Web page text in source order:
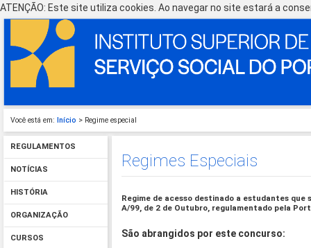
ATENÇÃO: Este site utiliza cookies. Ao navegar no site estará a
Você está em: Início > Regime especial
REGULAMENTOS
NOTÍCIAS
HISTÓRIA
ORGANIZAÇÃO
CURSOS
Regimes Especiais
Regime de acesso destinado a estudantes
A/99, de 2 de Outubro, regulamentado pela
São abrangidos por este concurso: